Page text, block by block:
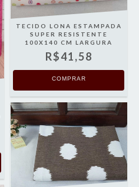
TECIDO LONA ESTAMPADA
SUPER RESISTENTE
100X140 CM LARGURA
R$41,58
COMPRAR